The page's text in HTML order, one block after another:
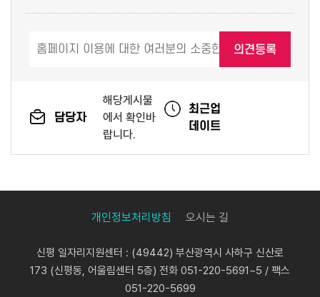
담당자
해당게시물
에서 확인바
랍니다.
최근업
데이트
개인정보처리방침 오시는 길
신평 일자리지원센터 : (49442) 부산광역시 사하구 신산로
173 (신평동, 어울림센터 5층) 전화 051-220-5691~5 / 팩스
051-220-5699